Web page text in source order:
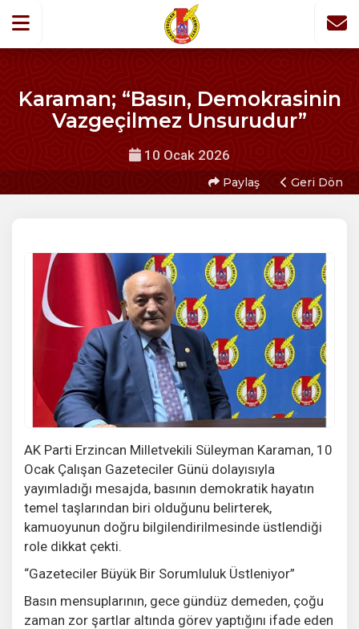
Karaman; “Basın, Demokrasinin
Vazgeçilmez Unsurudur”
10 Ocak 2026
Paylaş Geri Dön
AK Parti Erzincan Milletvekili Süleyman Karaman, 10
Ocak Çalışan Gazeteciler Günü dolayısıyla
yayımladığı mesajda, basının demokratik hayatın
temel taşlarından biri olduğunu belirterek,
kamuoyunun doğru bilgilendirilmesinde üstlendiği
role dikkat çekti.
“Gazeteciler Büyük Bir Sorumluluk Üstleniyor”
Basın mensuplarının, gece gündüz demeden, çoğu
zaman zor şartlar altında görev yaptığını ifade eden